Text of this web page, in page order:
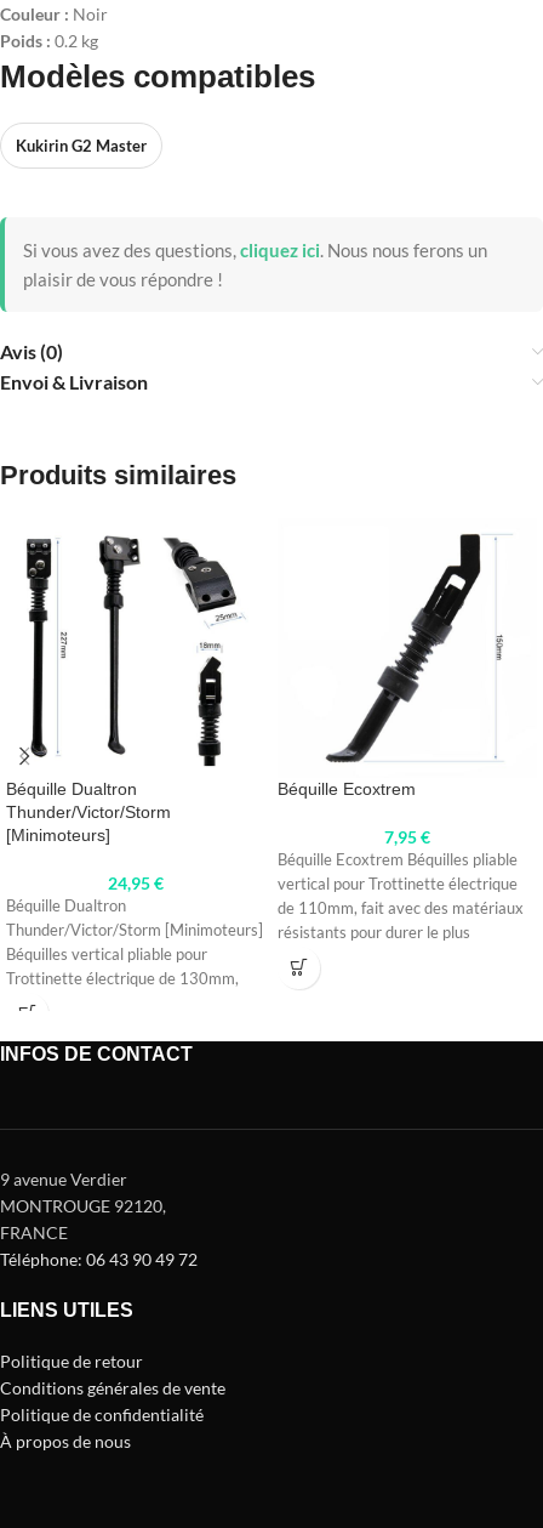
Couleur : Noir
Poids : 0.2 kg
Modèles compatibles
Kukirin G2 Master
Si vous avez des questions,cliquez ici. Nous nous ferons un
plaisir de vous répondre !
Avis (0)
Envoi & Livraison
Produits similaires
Béquille Dualtron
Thunder/Victor/Storm
[Minimoteurs]
24,95€
Béquille Dualtron
Thunder/Victor/Storm [Minimoteurs]
Béquilles vertical pliable pour
Trottinette électrique de 130mm,
fabriqué avec des matériaux
Béquille Ecoxtrem
7,95€
Béquille Ecoxtrem Béquilles pliable
vertical pour Trottinette électrique
de 110mm, fait avec des matériaux
résistants pour durer le plus
longtemps
INFOS DE CONTACT
9 avenue Verdier
MONTROUGE 92120,
FRANCE
Téléphone: 06 43 90 49 72
LIENS UTILES
Politique de retour
Conditions générales de vente
Politique de confidentialité
À propos de nous